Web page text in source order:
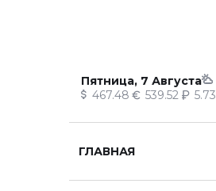
Пятница, 7 Августа
467.48 539.52 5.73
ГЛАВНАЯ